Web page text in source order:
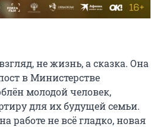
не жизнь, а сказка. Она
в Министерстве
молодой человек,
для их будущей семьи.
работе не всё гладко, новая